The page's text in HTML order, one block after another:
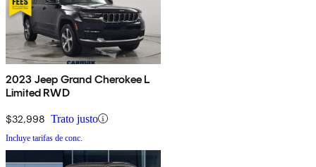
2023 Jeep Grand Cherokee L
Limited RWD
$32,998 Trato justo
Incluye tarifas de conc.